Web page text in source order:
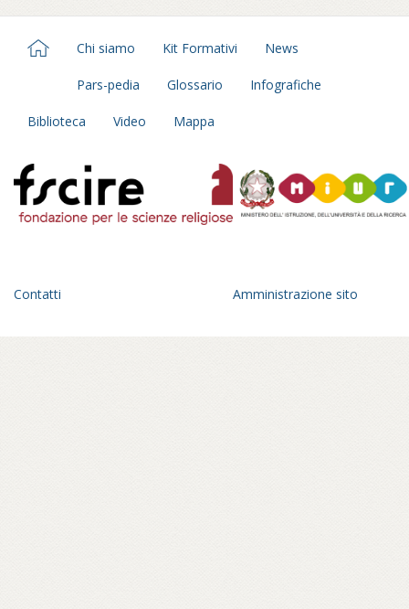
Chi siamo Kit Formativi News
Pars-pedia Glossario Infografiche
Biblioteca Video Mappa
Contatti Amministrazione sito